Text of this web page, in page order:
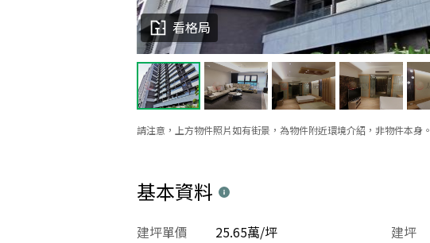
請注意，上方物件照片如有街景，為物件附近環境介紹，非物件本身。
看格局
基本資料
建坪
建坪單價 25.65萬/坪